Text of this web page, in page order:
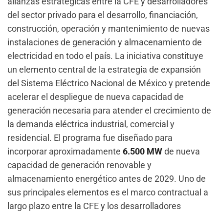
del sector privado para el desarrollo, financiación,
construcción, operación y mantenimiento de nuevas
instalaciones de generación y almacenamiento de
electricidad en todo el país. La iniciativa constituye
un elemento central de la estrategia de expansión
del Sistema Eléctrico Nacional de México y pretende
acelerar el despliegue de nueva capacidad de
generación necesaria para atender el crecimiento de
la demanda eléctrica industrial, comercial y
residencial. El programa fue diseñado para
incorporar aproximadamente 6.500 MWde nueva
capacidad de generación renovable y
almacenamiento energético antes de 2029. Uno de
sus principales elementos es el marco contractual a
largo plazo entre la CFE y los desarrolladores